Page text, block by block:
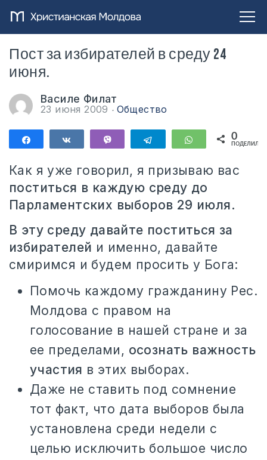
Пост за избирателей в среду 24
июня.
Василе Филат
23 июня 2009 Общество
ПоделитьсяПоделиться Telegram WhatsApp
0
Как я уже говорил, я призываю вас
поститься в каждую среду до
Парламентских выборов 29 июля.
В эту среду давайте поститься за
избирателей и именно, давайте
смиримся и будем просить у Бога:
Помочь каждому гражданину Рес.
Молдова с правом на
голосование в нашей стране и за
ее пределами, осознать важность
участия в этих выборах.
Даже не ставить под сомнение
тот факт, что дата выборов была
установлена среди недели с
целью исключить большое число